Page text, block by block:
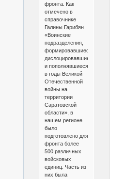
фронта. Как
отмечено в
справочнике
Галины Гарибян
«Воинские
подразделения,
формировавшиеся,
дислоцировавшиеся
и пополнявшиеся
в годы Великой
Отечественной
войны на
территории
Саратовской
области», в
нашем регионе
было
подготовлено для
фронта более
500 различных
войсковых
единиц. Часть из
них была